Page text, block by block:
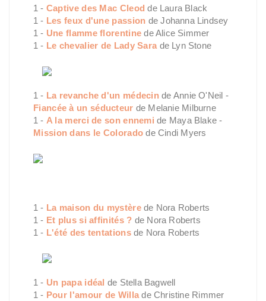
1 - Captive des Mac Cleod de Laura Black
1 - Les feux d'une passion de Johanna Lindsey
1 - Une flamme florentine de Alice Simmer
1 - Le chevalier de Lady Sara de Lyn Stone
1 - La revanche d'un médecin de Annie O'Neil -
Fiancée à un séducteur de Melanie Milburne
1 - A la merci de son ennemi de Maya Blake -
Mission dans le Colorado de Cindi Myers
1 - La maison du mystère de Nora Roberts
1 - Et plus si affinités ? de Nora Roberts
1 - L'été des tentations de Nora Roberts
1 - Un papa idéal de Stella Bagwell
1 - Pour l'amour de Willa de Christine Rimmer